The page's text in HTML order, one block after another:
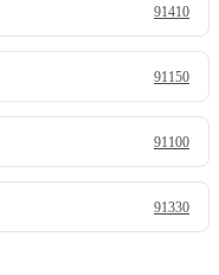
91410
91150
91100
91330